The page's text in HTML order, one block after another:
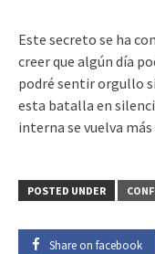
Este secreto se ha
creer que algún día
podré sentir orgullo
esta batalla en
interna se vuelva
POSTED UNDER
Share on facebook